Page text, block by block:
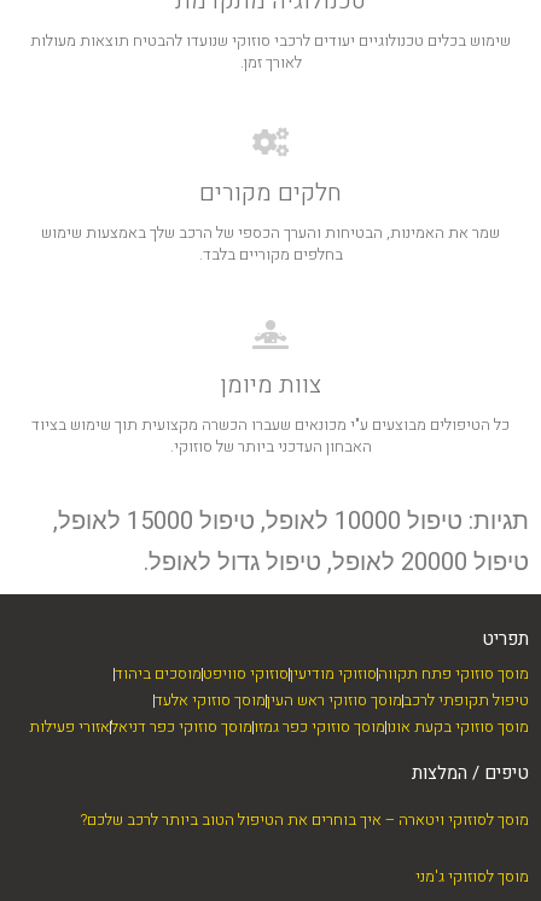
שימוש בכלים טכנולוגיים יעודים לרכבי סוזוקי שנועדו להבטיח תוצאות מעולות
לאורך זמן.
חלקים מקורים
שמר את האמינות, הבטיחות והערך הכספי של הרכב שלך באמצעות שימוש
בחלפים מקוריים בלבד.
צוות מיומן
כל הטיפולים מבוצעים ע"י מכונאים שעברו הכשרה מקצועית תוך שימוש בציוד
האבחון העדכני ביותר של סוזוקי.
תגיות: טיפול 10000 לאופל, טיפול 15000 לאופל,
טיפול 20000 לאופל, טיפול גדול לאופל.
תפריט
מוסך סוזוקי פתח תקווהסוזוקי מודיעיןסוזוקי סוויפטמוסכים ביהוד
טיפול תקופתי לרכבמוסך סוזוקי ראש העיןמוסך סוזוקי אלעד
מוסך סוזוקי בקעת אונומוסך סוזוקי כפר גמזומוסך סוזוקי כפר דניאלאזורי פעילות
טיפים / המלצות
מוסך לסוזוקי ויטארה – איך בוחרים את הטיפול הטוב ביותר לרכב שלכם?
מוסך לסוזוקי ג'מני